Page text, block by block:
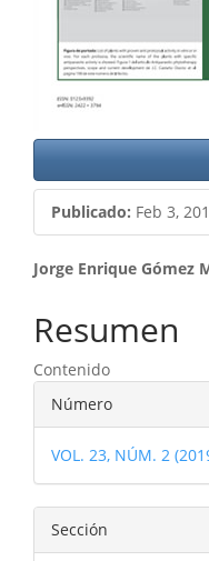
Publicado: Feb 3,
Contenido
principal
del
artículo
Jorge Enrique Gómez
Resumen
Contenido
Detalles
del
artículo
Número
VOL. 23, NÚM. 2
Sección